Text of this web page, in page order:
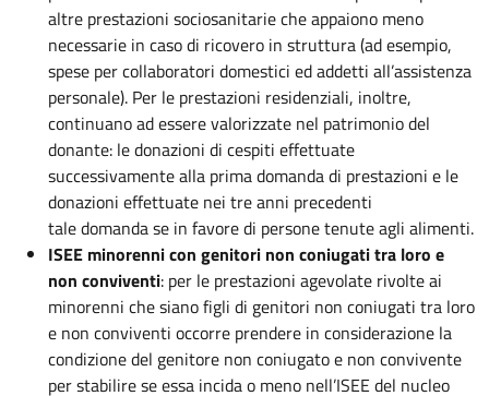
altre prestazioni sociosanitarie che appaiono meno
necessarie in caso di ricovero in struttura (ad esempio,
spese per collaboratori domestici ed addetti all’assistenza
personale). Per le prestazioni residenziali, inoltre,
continuano ad essere valorizzate nel patrimonio del
donante: le donazioni di cespiti effettuate
successivamente alla prima domanda di prestazioni e le
donazioni effettuate nei tre anni precedenti
tale domanda se in favore di persone tenute agli alimenti.
ISEE minorenni con genitori non coniugati tra loro e
non conviventi: per le prestazioni agevolate rivolte ai
minorenni che siano figli di genitori non coniugati tra loro
e non conviventi occorre prendere in considerazione la
condizione del genitore non coniugato e non convivente
per stabilire se essa incida o meno nell’ISEE del nucleo